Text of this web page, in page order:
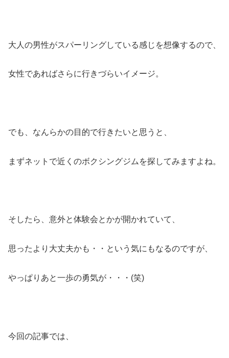
大人の男性がスパーリングしている感じを想像するので、
女性であればさらに行きづらいイメージ。
でも、なんらかの目的で行きたいと思うと、
まずネットで近くのボクシングジムを探してみますよね。
そしたら、意外と体験会とかが開かれていて、
思ったより大丈夫かも・・という気にもなるのですが、
やっぱりあと一歩の勇気が・・・ (笑)
今回の記事では、